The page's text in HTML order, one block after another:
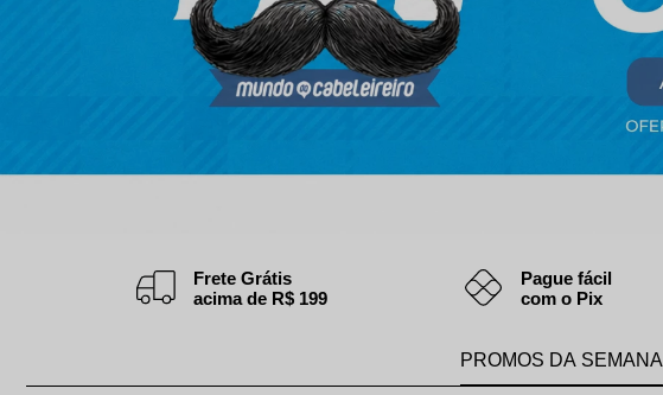
Tônico e Adstringente`
Frete Grátis
acima de R$ 199
Pague fácil
com o Pix
PROMOS DA SEMANA